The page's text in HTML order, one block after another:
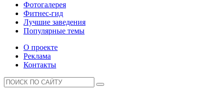
Фотогалерея
Фитнес-гид
Лучшие заведения
Популярные темы
О проекте
Реклама
Контакты